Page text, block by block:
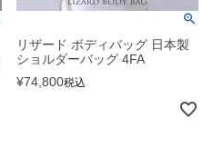
リザード ボディバッグ 日本製
ショルダーバッグ 4FA
¥74,800税込